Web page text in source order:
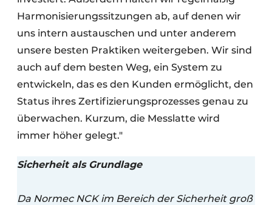
Harmonisierungssitzungen ab, auf denen wir
uns intern austauschen und unter anderem
unsere besten Praktiken weitergeben. Wir sind
auch auf dem besten Weg, ein System zu
entwickeln, das es den Kunden ermöglicht, den
Status ihres Zertifizierungsprozesses genau zu
überwachen. Kurzum, die Messlatte wird
immer höher gelegt."
Sicherheit als Grundlage
Da Normec NCK im Bereich der Sicherheit groß